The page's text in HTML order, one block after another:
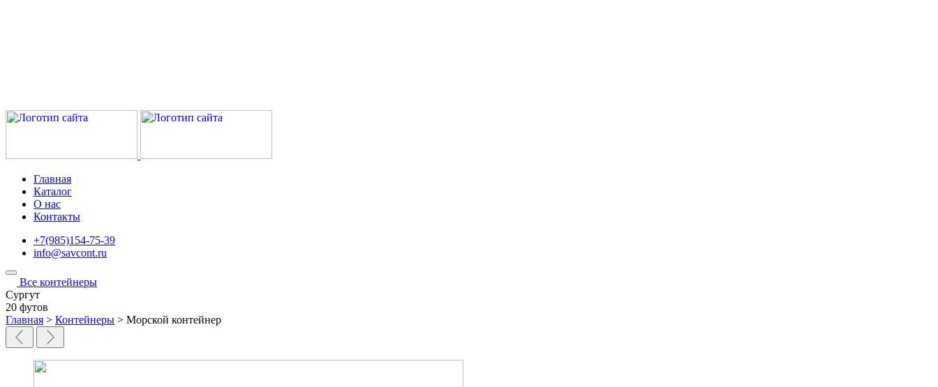
Главная
Каталог
О нас
Контакты
+7(985)154-75-39
info@savcont.ru
Все контейнеры
Сургут
20 футов
Главная > Контейнеры > Морской контейнер